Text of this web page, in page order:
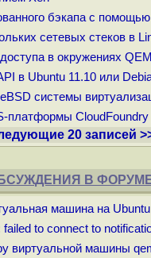
бэкапа с
сетевых стеков в
в окружениях
в Ubuntu 11.10 или
системы
платформы CloudFoundry
20 записей
В
машина на Ubuntu
to connect to
виртуальной машины